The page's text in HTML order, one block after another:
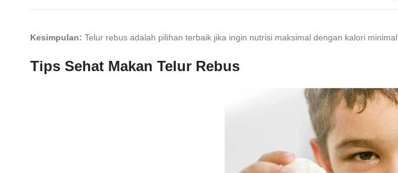
Kesimpulan: Telur rebus adalah pilihan terbaik jika ingin nutrisi maksimal dengan kalori minimal.
Tips Sehat Makan Telur Rebus